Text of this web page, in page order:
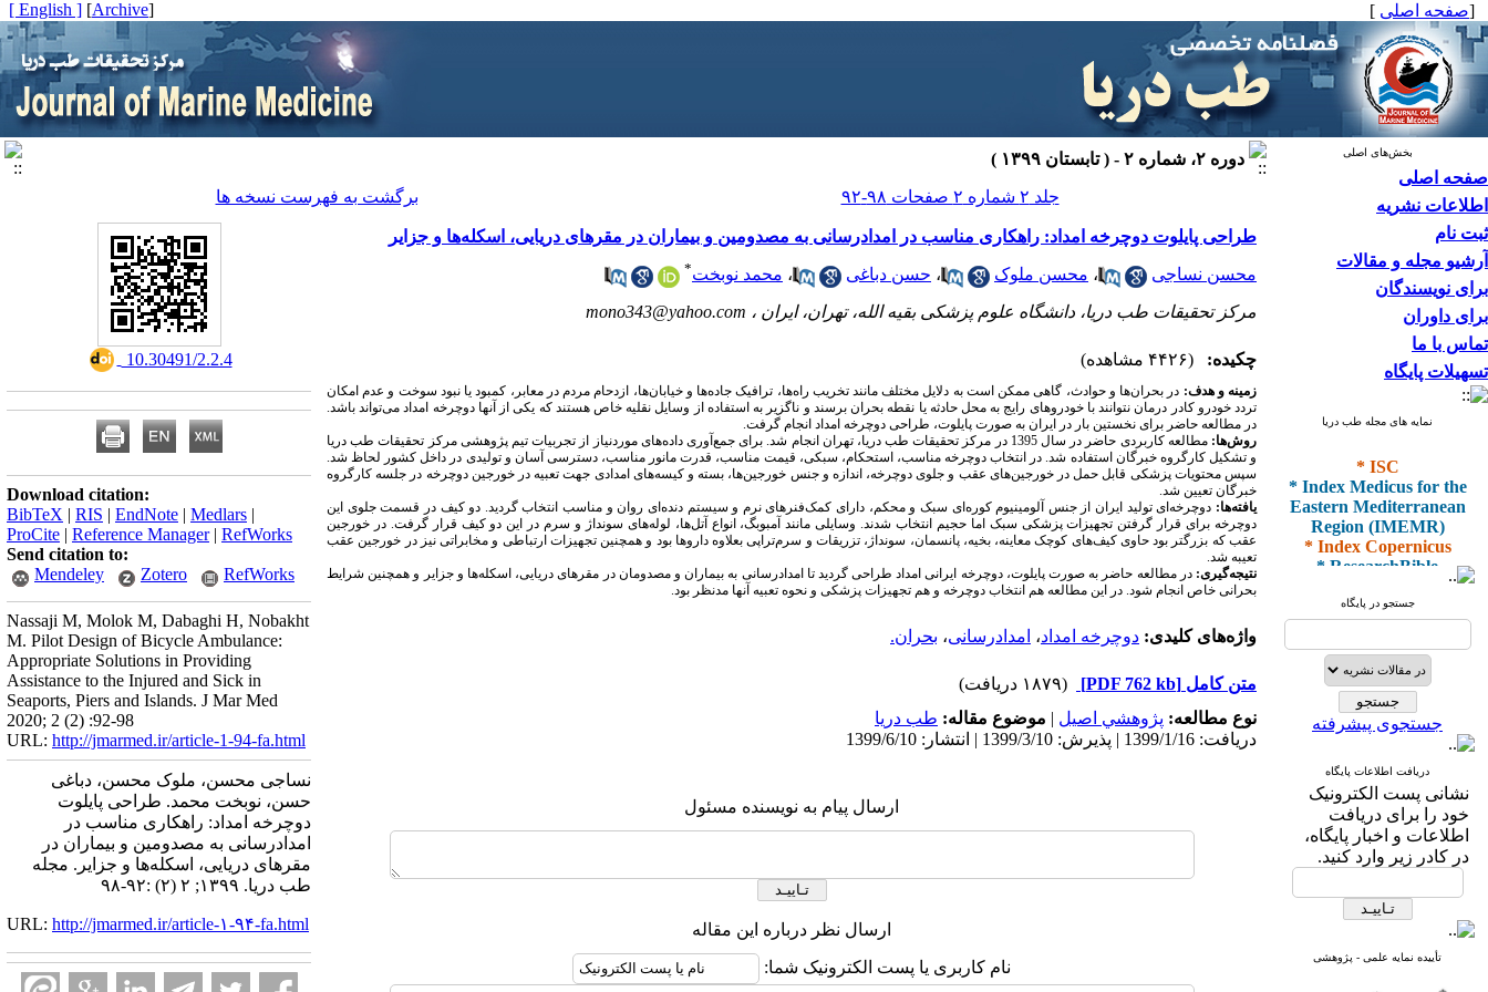
[صفحه اصلی ]
[
Archive
]
[ English ]
بخش‌های اصلی
صفحه اصلی
اطلاعات نشریه
ثبت نام
آرشیو مجله و مقالات
برای نویسندگان
برای داوران
تماس با ما
تسهیلات پایگاه
نمایه های مجله طب دریا
* ISC
* Index Medicus for the
Eastern Mediterranean
Region (IMEMR)
* Index Copernicus
* ResearchBible
* I2OR
* ROAD
* Scientific Indexing
Services
* SID
* Magiran
* Google Scholar
و دارای رتبه علمی
پژوهشی
از کمیسیون نشریات
وزارت بهداشت و درمان
* Index Medicus for the
جستجو در پایگاه
جستجوی پیشرفته
دریافت اطلاعات پایگاه
نشانی پست الکترونیک
خود را برای دریافت
اطلاعات و اخبار پایگاه،
در کادر زیر وارد کنید.
تأییده نمایه علمی - پژوهشی
دوره ۲، شماره ۲ - ( تابستان ۱۳۹۹ )
جلد ۲ شماره ۲ صفحات ۹۸-۹۲
برگشت به فهرست نسخه ها
طراحی پایلوت دوچرخه امداد: راهکاری مناسب در امدادرسانی به مصدومین و بیماران در مقرهای دریایی، اسکله‌ها و جزایر
محسن نساجی ، محسن ملوک ، حسن دباغی ، محمد نوبخت*
مرکز تحقیقات طب دریا، دانشگاه علوم پزشکی بقیه الله، تهران، ایران ، mono343@yahoo.com
چکیده: (۴۴۲۶ مشاهده)
زمینه و هدف: در بحران‌ها و حوادث، گاهی ممکن است به دلایل مختلف مانند تخریب راه‌ها، ترافیک جاده‌ها و خیابان‌ها، ازدحام مردم در معابر، کمبود یا نبود سوخت و عدم امکان
تردد خودرو کادر درمان نتوانند با خودروهای رایج به محل حادثه یا نقطه بحران برسند و ناگزیر به استفاده از وسایل نقلیه‌ خاص هستند که یکی از آنها دوچرخه امداد می‌تواند باشد.
در مطالعه حاضر برای نخستین بار در ایران به صورت پایلوت، طراحی دوچرخه امداد انجام گرفت.
روش‌ها:
مطالعه کاربردی حاضر در سال 1395 در مرکز تحقیقات طب دریا، تهران انجام شد. برای جمع‌آوری داده‌های موردنیاز از تجربیات تیم پژوهشی مرکز تحقیقات طب دریا
و تشکیل کارگروه خبرگان استفاده شد. در انتخاب دوچرخه مناسب، استحکام، سبکی، قیمت مناسب، قدرت مانور مناسب، دسترسی آسان و تولیدی در داخل کشور لحاظ شد.
سپس محتویات پزشکی قابل حمل در خورجین‌های عقب و جلوی دوچرخه، اندازه و جنس خورجین‌ها، بسته و کیسه‌های امدادی جهت تعبیه در خورجین دوچرخه در جلسه کارگروه
خبرگان تعیین شد.
یافته‌ها: دوچرخه‌ای تولید ایران از جنس آلومینیوم کوره‌ای سبک و محکم، دارای کمک‌فنرهای نرم و سیستم دنده‌ای روان و مناسب انتخاب گردید. دو کیف در قسمت جلوی این
دوچرخه برای قرار گرفتن تجهیزات پزشکی سبک اما حجیم انتخاب شدند. وسایلی مانند آمبوبگ، انواع آتل‌ها، لوله‌های سونداژ و سرم در این دو کیف قرار گرفت. در خورجین
عقب که بزرگتر بود حاوی کیف‌های کوچک معاینه، بخیه، پانسمان، سونداژ، تزریقات و سرم‌تراپی بعلاوه داروها بود و همچنین تجهیزات ارتباطی و مخابراتی نیز در خورجین عقب
تعیبه شد.
نتیجه‌گیری: در مطالعه حاضر به صورت پایلوت، دوچرخه ایرانی امداد طراحی گردید تا امدادرسانی به بیماران و مصدومان در مقرهای دریایی، اسکله‌ها و جزایر و همچنین شرایط
بحرانی خاص انجام شود. در این مطالعه هم انتخاب دوچرخه و هم تجهیزات پزشکی و نحوه تعبیه آنها مدنظر بود.
واژه‌های کلیدی: دوچرخه امداد، امدادرسانی، بحران.
متن کامل [PDF 762 kb]
(۱۸۷۹ دریافت)
نوع مطالعه: پژوهشي اصیل | موضوع مقاله: طب دریا
دریافت: 1399/1/16 | پذیرش: 1399/3/10 | انتشار: 1399/6/10
ارسال پیام به نویسنده مسئول
ارسال نظر درباره این مقاله
نام کاربری یا پست الکترونیک شما:
‎ 10.30491/2.2.4
Download citation:
BibTeX | RIS | EndNote | Medlars |
ProCite | Reference Manager| RefWorks
Send citation to:
Mendeley
Zotero RefWorks
Nassaji M, Molok M, Dabaghi H, Nobakht
M. Pilot Design of Bicycle Ambulance:
Appropriate Solutions in Providing
Assistance to the Injured and Sick in
Seaports, Piers and Islands. J Mar Med
2020; 2 (2) :92-98
URL: http://jmarmed.ir/article-1-94-fa.html
نساجی محسن، ملوک محسن، دباغی
حسن، نوبخت محمد. طراحی پایلوت
دوچرخه امداد: راهکاری مناسب در
امدادرسانی به مصدومین و بیماران در
مقرهای دریایی، اسکله‌ها و جزایر. مجله
طب دریا. ۱۳۹۹; ۲ (۲) :۹۲-۹۸
URL: http://jmarmed.ir/article-۱-۹۴-fa.html